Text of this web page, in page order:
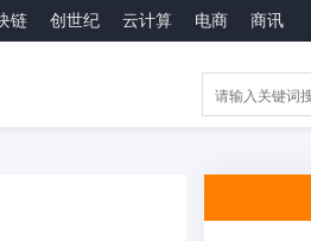
链 创世纪 云计算 电商 商讯